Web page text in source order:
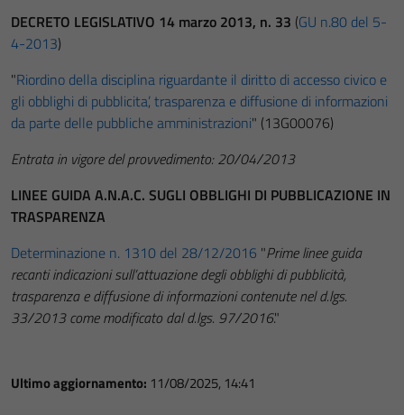
DECRETO LEGISLATIVO 14 marzo 2013, n. 33 (GU n.80 del 5-
4-2013)
"Riordino della disciplina riguardante il diritto di accesso civico e
gli obblighi di pubblicita’, trasparenza e diffusione di informazioni
da parte delle pubbliche amministrazioni" (13G00076)
Entrata in vigore del provvedimento: 20/04/2013
LINEE GUIDA A.N.A.C. SUGLI OBBLIGHI DI PUBBLICAZIONE IN
TRASPARENZA
Determinazione n. 1310 del 28/12/2016 "Prime linee guida
recanti indicazioni sull’attuazione degli obblighi di pubblicità,
trasparenza e diffusione di informazioni contenute nel d.lgs.
33/2013 come modificato dal d.lgs. 97/2016."
Ultimo aggiornamento: 11/08/2025, 14:41